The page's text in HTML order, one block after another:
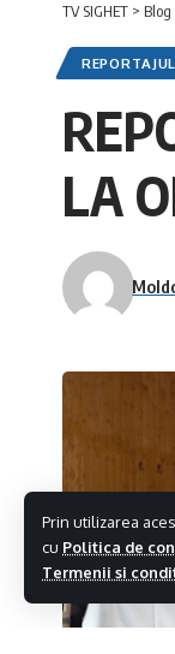
Prin utilizarea
cu Politica de
Termenii si
TV SIGHET > Blog
LA